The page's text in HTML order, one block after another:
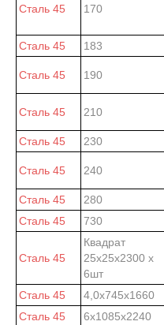
Сталь 45 170
Сталь 45 183
Сталь 45 190
Сталь 45 210
Сталь 45 230
Сталь 45 240
Сталь 45 280
Сталь 45
730
Сталь 45
Квадрат
25х25х2300 х
6шт
Сталь 45 4,0х745х1660
Сталь 45
6х1085х2240